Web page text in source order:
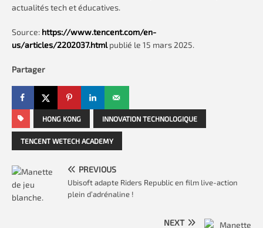
actualités tech et éducatives.
Source: https://www.tencent.com/en-
us/articles/2202037.htmlpublié le 15 mars 2025.
Partager
HONG KONG INNOVATION TECHNOLOGIQUE
TENCENT WETECH ACADEMY
PREVIOUS
Ubisoft adapte Riders Republic en film live-action
plein d’adrénaline !
NEXT